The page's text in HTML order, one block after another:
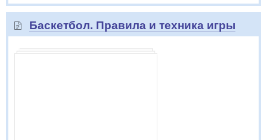
Баскетбол. Правила и техника игры